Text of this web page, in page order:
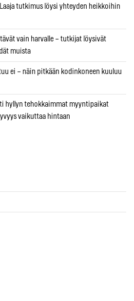
tutkimus löysi yhteyden heikkoihin
vain harvalle – tutkijat löysivät
muista
ei – näin pitkään kodinkoneen kuuluu
hyllyn tehokkaimmat myyntipaikat
vaikuttaa hintaan